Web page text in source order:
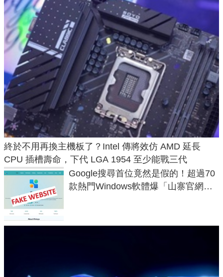
終於不用再換主機板了？Intel 傳將效仿 AMD 延長
CPU 插槽壽命，下代 LGA 1954 至少能戰三代
Google搜尋首位竟然是假的！超過70
款熱門Windows軟體爆「山寨官網」